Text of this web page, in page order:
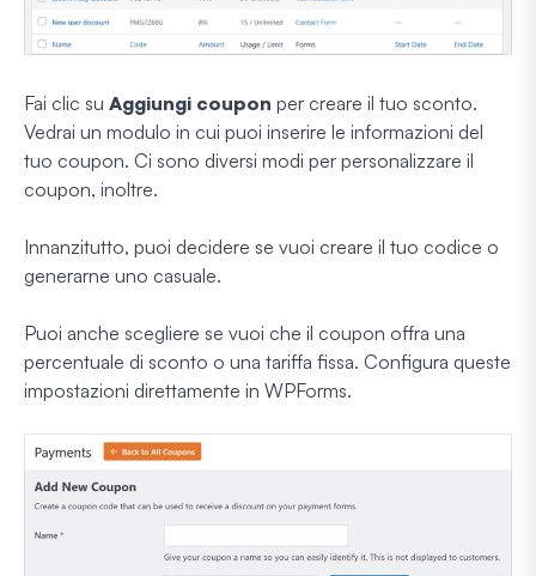
Fai clic su Aggiungi coupon per creare il tuo sconto.
Vedrai un modulo in cui puoi inserire le informazioni del
tuo coupon. Ci sono diversi modi per personalizzare il
coupon, inoltre.
Innanzitutto, puoi decidere se vuoi creare il tuo codice o
generarne uno casuale.
Puoi anche scegliere se vuoi che il coupon offra una
percentuale di sconto o una tariffa fissa. Configura queste
impostazioni direttamente in WPForms.